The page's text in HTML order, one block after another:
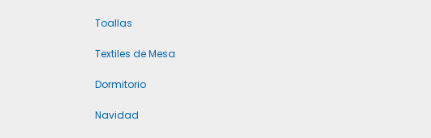
Toallas
Textiles de Mesa
Dormitorio
Navidad